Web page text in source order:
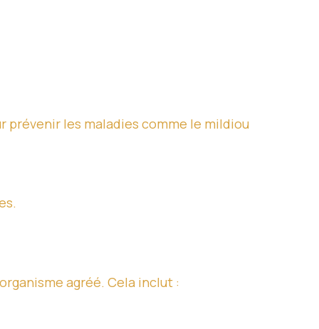
prévenir les maladies comme le mildiou
agréé. Cela inclut :